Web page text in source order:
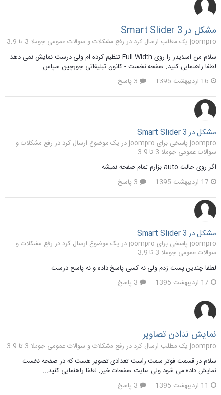
مشکل در Smart Slider 3
joompro یک مطلب ارسال کرد در
رفع مشکلات و سوالات عمومی جوملا 3 تا 3.9
سلام من اسلایدر را روی Full Width تنظیم کرده ام ولی درست نمایش نمی دهد.
لطفا راهنمایی کنید. صفحه نخست - کانون تبلیغاتی جورچین سپاس
16 اردیبهشت 1395
مشکل در Smart Slider 3
joompro پاسخی برای joompro در یک موضوع ارسال کرد در
رفع مشکلات و
سوالات عمومی جوملا 3 تا 3.9
اگر روی حالت auto بزارم تمام صفحه نمیشه.
17 اردیبهشت 1395
مشکل در Smart Slider 3
joompro پاسخی برای joompro در یک موضوع ارسال کرد در
رفع مشکلات و
سوالات عمومی جوملا 3 تا 3.9
لطفا چندین پست زدم ولی نه کسی پاسخ داده و نه پاسخ درست.
17 اردیبهشت 1395
نمایش ندادن تصاویر
joompro یک مطلب ارسال کرد در
رفع مشکلات و سوالات عمومی جوملا 3 تا 3.9
سلام در قسمت فوتر سمت راست تعدادی تصویر هست که در صفحه نخست
نمایش داده می شود ولی سایت صفحات خیر. لطفا راهنمایی کنید...
11 اردیبهشت 1395